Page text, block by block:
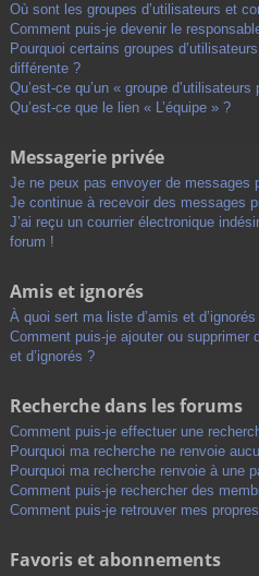
Où sont les groupes d’utilisateurs et
Comment puis-je devenir le
Pourquoi certains groupes
différente ?
Qu’est-ce qu’un « groupe
Qu’est-ce que le lien « L’équipe » ?
Messagerie privée
Je ne peux pas envoyer de messages
Je continue à recevoir des messages
J’ai reçu un courrier électronique
forum !
Amis et ignorés
À quoi sert ma liste d’amis et d’ignorés
Comment puis-je ajouter ou supprimer
et d’ignorés ?
Recherche dans les forums
Comment puis-je effectuer une
Pourquoi ma recherche ne renvoie
Pourquoi ma recherche renvoie à une
Comment puis-je rechercher des
Comment puis-je retrouver mes
Favoris et abonnements